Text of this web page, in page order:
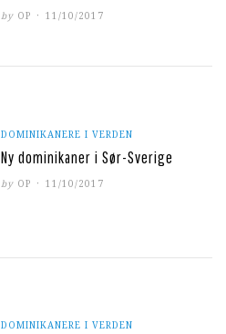
by OP
POSTED
11/10/2017
DOMINIKANERE I VERDEN
Ny dominikaner i Sør-Sverige
by OP
POSTED
11/10/2017
DOMINIKANERE I VERDEN